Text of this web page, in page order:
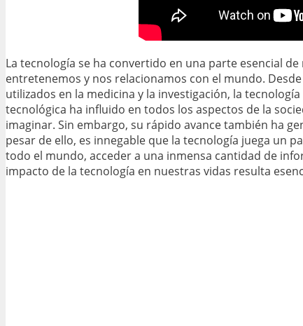
La tecnología se ha convertido en una parte esencial
entretenemos y nos relacionamos con el mundo.
utilizados en la medicina y la investigación, la
tecnológica ha influido en todos los aspectos de la
imaginar. Sin embargo, su rápido avance también ha
pesar de ello, es innegable que la tecnología juega un
todo el mundo, acceder a una inmensa cantidad de
impacto de la tecnología en nuestras vidas resulta